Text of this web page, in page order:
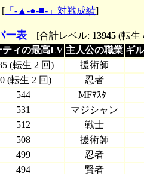
「-▲-●-■-」対戦成績]
ー表 [合計レベル: 13945 (転生
ティの最高LV 主人公の職業 ギ
(転生 2 回)
援術師
(転生 2 回)
忍者
544
MFﾏｽﾀｰ
531
マジシャン
512
戦士
508
援術師
499
忍者
494
賢者